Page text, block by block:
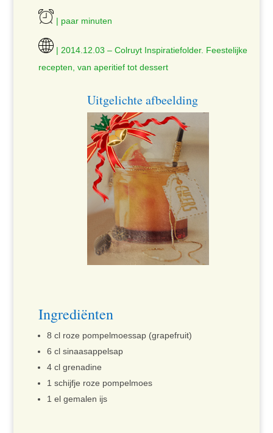
| paar minuten
| 2014.12.03 – Colruyt Inspiratiefolder. Feestelijke
recepten, van aperitief tot dessert
Uitgelichte afbeelding
Ingrediënten
8 cl roze pompelmoessap (grapefruit)
6 cl sinaasappelsap
4 cl grenadine
1 schijfje roze pompelmoes
1 el gemalen ijs